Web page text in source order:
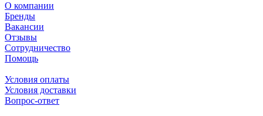
О компании
Бренды
Вакансии
Отзывы
Сотрудничество
Помощь
Условия оплаты
Условия доставки
Вопрос-ответ